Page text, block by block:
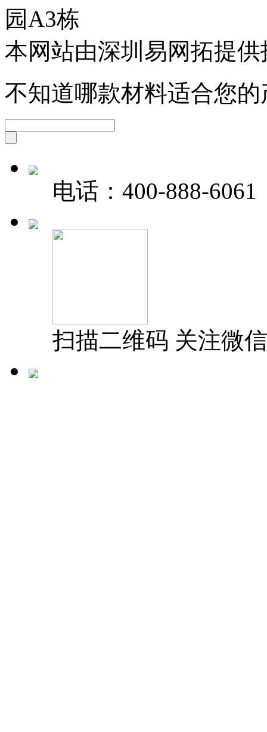
园A3栋
本网站由深圳易网拓提
不知道哪款材料适合您
电话： 400-888-6061
扫描二维码 关注微信